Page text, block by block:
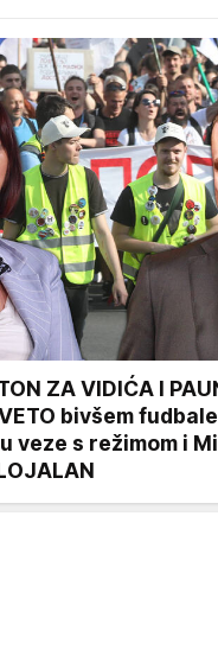
ZA VIDIĆA I
bivšem
veze s režimom i